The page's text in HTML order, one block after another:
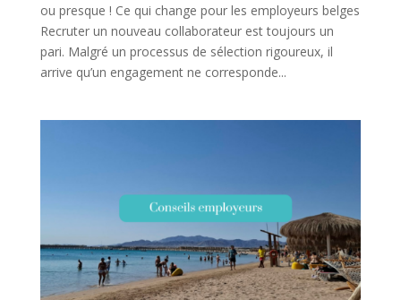
ou presque ! Ce qui change pour les employeurs belges
Recruter un nouveau collaborateur est toujours un
pari. Malgré un processus de sélection rigoureux, il
arrive qu’un engagement ne corresponde...